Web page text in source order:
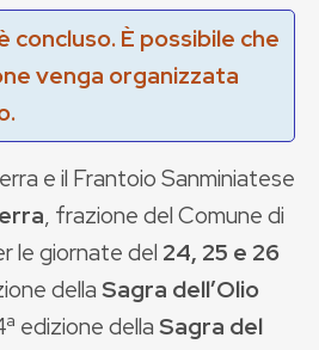
È possibile che
venga organizzata
e il Frantoio Sanminiatese
, frazione del Comune di
le giornate del 24, 25 e 26
dellaSagra dell’Olio
edizione dellaSagra del